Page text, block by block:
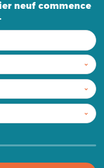
neuf commence